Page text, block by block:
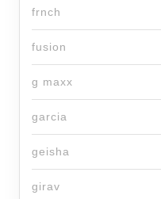
frnch
fusion
g maxx
garcia
geisha
girav